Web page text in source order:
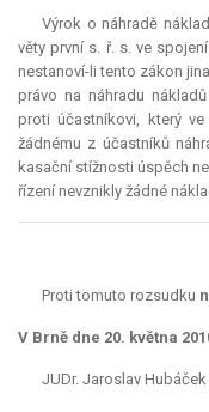
Výrok o náhradě
věty první s. ř. s. ve
nestanoví-li tento zákon
právo na náhradu
proti účastníkovi, který
žádnému z účastníků
kasační stížnosti úspěch
řízení nevznikly žádné
Proti tomuto rozsudku
V Brně dne 20. května
JUDr. Jaroslav